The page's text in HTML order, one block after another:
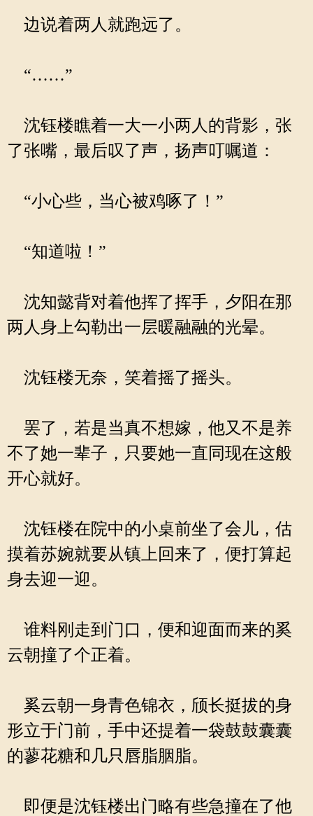
边说着两人就跑远了。
“……”
沈钰楼瞧着一大一小两人的背影，张
了张嘴，最后叹了声，扬声叮嘱道：
“小心些，当心被鸡啄了！”
“知道啦！”
沈知懿背对着他挥了挥手，夕阳在那
两人身上勾勒出一层暖融融的光晕。
沈钰楼无奈，笑着摇了摇头。
罢了，若是当真不想嫁，他又不是养
不了她一辈子，只要她一直同现在这般
开心就好。
沈钰楼在院中的小桌前坐了会儿，估
摸着苏婉就要从镇上回来了，便打算起
身去迎一迎。
谁料刚走到门口，便和迎面而来的奚
云朝撞了个正着。
奚云朝一身青色锦衣，颀长挺拔的身
形立于门前，手中还提着一袋鼓鼓囊囊
的蓼花糖和几只唇脂胭脂。
即便是沈钰楼出门略有些急撞在了他